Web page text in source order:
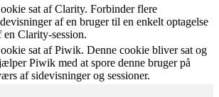
sat af Clarity. Forbinder flere
af en bruger til en enkelt optagelse
en Clarity-session.
sat af Piwik. Denne cookie bliver sat og
Piwik med at spore denne bruger på
af sidevisninger og sessioner.